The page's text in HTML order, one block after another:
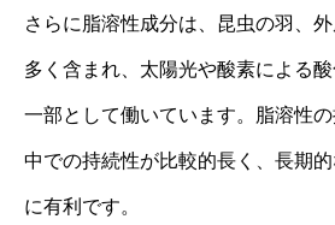
さらに脂溶性成分は、昆虫の羽、
多く含まれ、太陽光や酸素による
一部として働いています。脂溶性
中での持続性が比較的長く、長期
に有利です。